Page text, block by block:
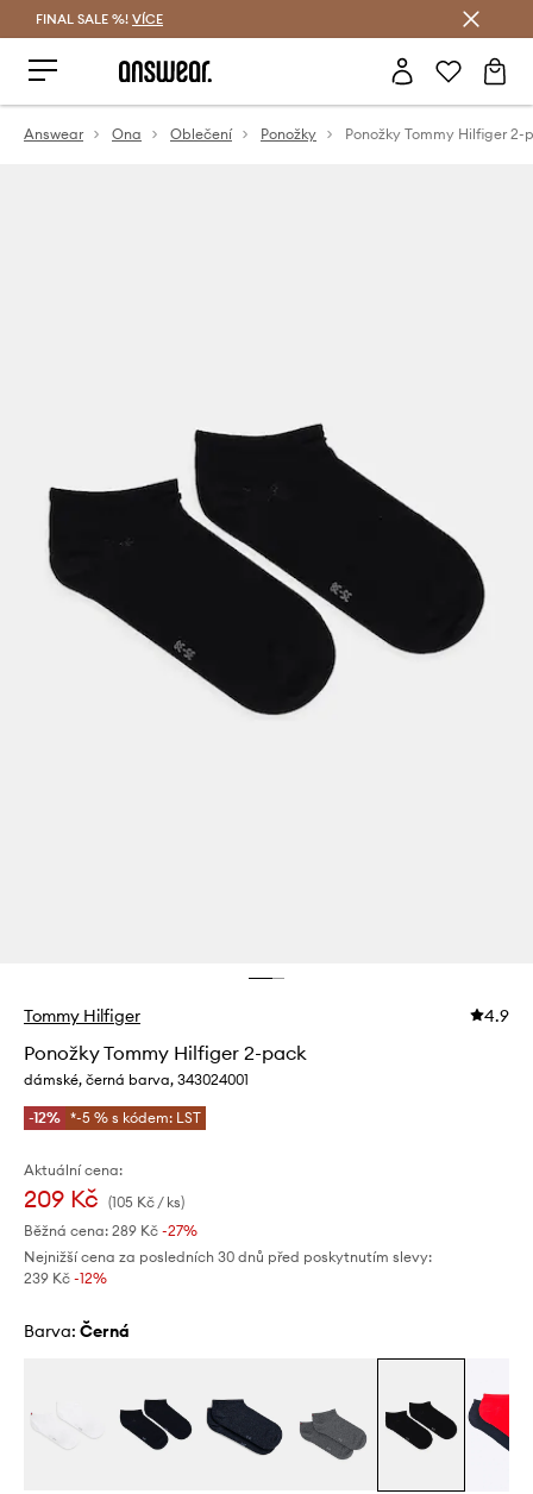
FINAL SALE %! VÍCE
Answear Ona Oblečení Ponožky Ponožky Tommy Hilfiger 2-
Tommy Hilfiger 4.9
Ponožky Tommy Hilfiger 2-pack
dámské, černá barva, 343024001
-12% *-5 % s kódem: LST
Aktuální cena:
209 Kč (105 Kč / ks)
Běžná cena: 289 Kč -27%
Nejnižší cena za posledních 30 dnů před poskytnutím slevy:
239 Kč -12%
Barva: černá